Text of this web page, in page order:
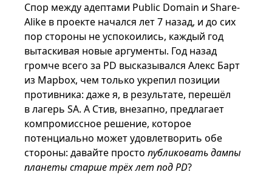
Спор между адептами Public Domain и Share-
Alike в проекте начался лет 7 назад, и до сих
пор стороны не успокоились, каждый год
вытаскивая новые аргументы. Год назад
громче всего за PD высказывался Алекс Барт
из Mapbox, чем только укрепил позиции
противника: даже я, в результате, перешёл
в лагерь SA. А Стив, внезапно, предлагает
компромиссное решение, которое
потенциально может удовлетворить обе
стороны: давайте простопубликовать дампы
планеты старше трёх лет под PD?